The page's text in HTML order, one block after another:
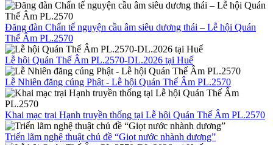
Đăng đàn Chẩn tế nguyện cầu âm siêu dương thái – Lễ hội Quán
Thế Âm PL.2570
Lễ hội Quán Thế Âm PL.2570-DL.2026 tại Huế
Lễ Nhiên đăng cúng Phật - Lễ hội Quán Thế Âm PL.2570
Khai mạc trại Hạnh truyền thống tại Lễ hội Quán Thế Âm PL.2570
Triển lãm nghệ thuật chủ đề “Giọt nước nhành dương”